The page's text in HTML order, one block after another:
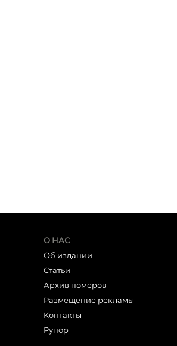
О НАС
Об издании
Статьи
Архив номеров
Размещение рекламы
Контакты
Рупор